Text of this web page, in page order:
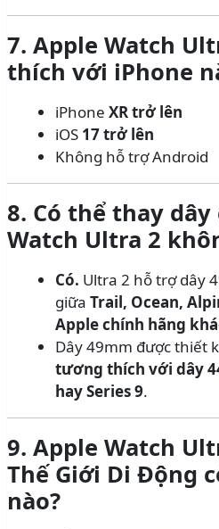
7. Apple Watch
thích với iPhone
iPhone XR trở lên
iOS 17 trở lên
Không hỗ trợ Android
8. Có thể thay dây
Watch Ultra 2
Có. Ultra 2 hỗ trợ dây
giữa Trail, Ocean,
Apple chính hãng
Dây 49mm được thiết
tương thích với dây
hay Series 9.
9. Apple Watch
Thế Giới Di Động
nào?